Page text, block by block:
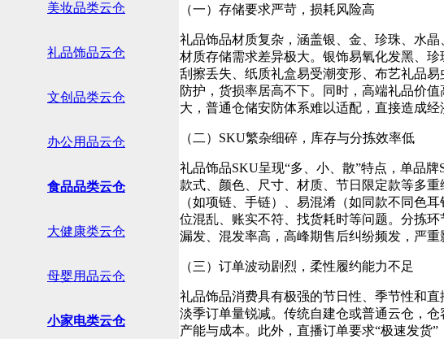
储 与 配 送
务 金 牌 企
美妆品类云仓
食品品类云仓
大健康类云仓
礼品饰品云仓
母婴用品云仓
小家电类云仓
文创品类云仓
办公用品云仓
（一）存储要求严苛，损耗风险高
礼品饰品材质复杂，涵盖银、金、珍珠、水
材质存储需求差异极大。银饰易氧化发黑、
刮擦丢失、纸质礼盒易受潮变形、布艺礼品
防护，货损率居高不下。同时，高端礼品价
大，普通仓储安防体系难以适配，直接造成经
（二）SKU繁杂细碎，库存与分拣效率低
礼品饰品SKU呈现“多、小、散”特点，单品
款式、颜色、尺寸、材质、节日限定款等多
（如项链、手链）、易混淆（如同款不同色
位混乱、账实不符、找货耗时等问题。分拣环
漏发、混发率高，高峰期售后纠纷频发，严重
（三）订单波动剧烈，柔性履约能力不足
礼品饰品消费具有极强的节日性、季节性和
淡季订单量锐减。传统自建仓或普通云仓，
产能与成本。此外，直播订单要求“极速发货